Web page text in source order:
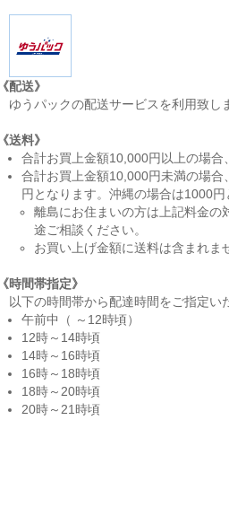
配送》
うパックの配送サービスを利用致し
送料》
合計お買上金額10,000円以上の場合
合計お買上金額10,000円未満の場
円となります。沖縄の場合は1000円
離島にお住まいの方は上記料金の
途ご相談ください。
お買い上げ金額に送料は含まれま
時間帯指定》
下の時間帯から配達時間をご指定い
午前中（ ～12時頃）
12時～14時頃
14時～16時頃
16時～18時頃
18時～20時頃
20時～21時頃